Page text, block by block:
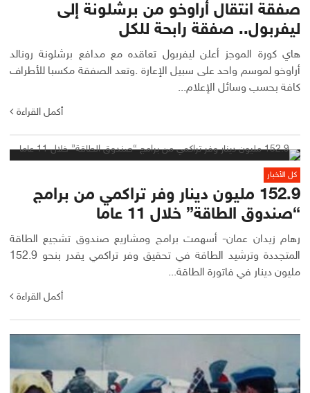
صفقة انتقال أراوخو من برشلونة إلى
ليفربول.. صفقة رابحة للكل
هاي كورة الموجز أعلن ليفربول تعاقده مع مدافع برشلونة رونالد
أراوخو لموسم واحد على سبيل الإعارة .وتعد الصفقة مكسبا للأطراف
كافة بحسب وسائل الإعلام...
أكمل القراءة
كل الأخبار
152.9 مليون دينار وفر تراكمي من برامج
“صندوق الطاقة” خلال 11 عاما
رهام زيدان عمان- أسهمت برامج ومشاريع صندوق تشجيع الطاقة
المتجددة وترشيد الطاقة في تحقيق وفر تراكمي يقدر بنحو 152.9
مليون دينار في فاتورة الطاقة...
أكمل القراءة